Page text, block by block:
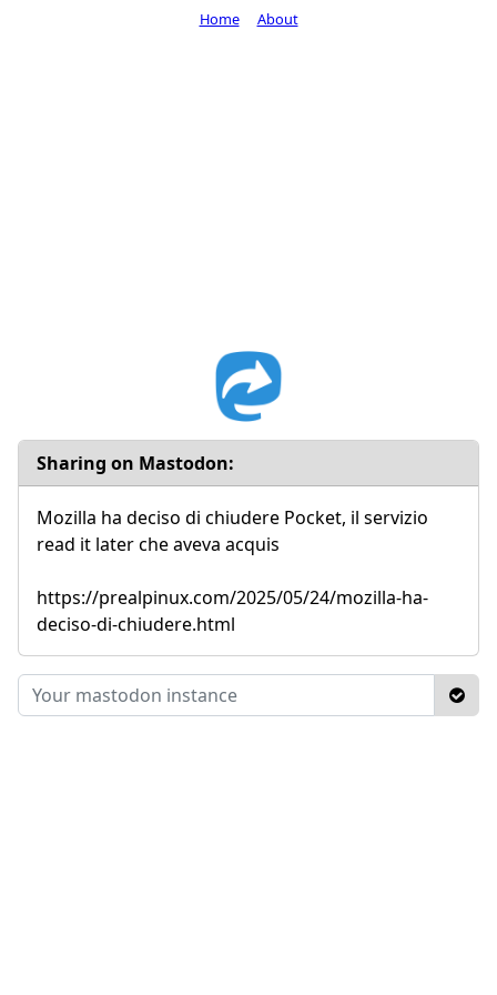
Sharing on Mastodon:
Mozilla ha deciso di chiudere Pocket, il servizio
read it later che aveva acquis
https://prealpinux.com/2025/05/24/mozilla-ha-
deciso-di-chiudere.html
Home About